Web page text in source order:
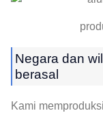
Negara dan
berasal
Kami